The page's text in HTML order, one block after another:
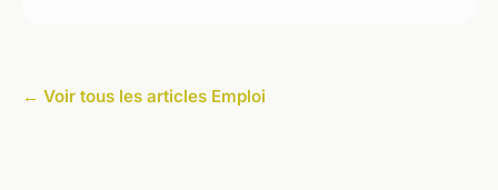
← Voir tous les articles Emploi